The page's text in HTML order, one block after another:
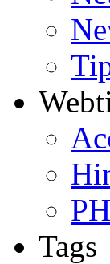
Tags